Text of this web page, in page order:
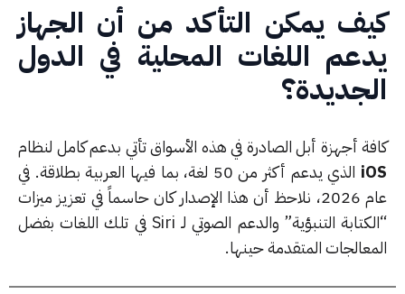
يمكن التأكد من أن الجهاز
اللغات المحلية في الدول
أجهزة أبل الصادرة في هذه الأسواق تأتي بدعم كامل لنظام
الذي يدعم أكثر من 50 لغة، بما فيها العربية بطلاقة. في
عام 2026، نلاحظ أن هذا الإصدار كان حاسماً في تعزيز ميزات
“الكتابة التنبؤية” والدعم الصوتي لـ Siri في تلك اللغات بفضل
المتقدمة حينها.